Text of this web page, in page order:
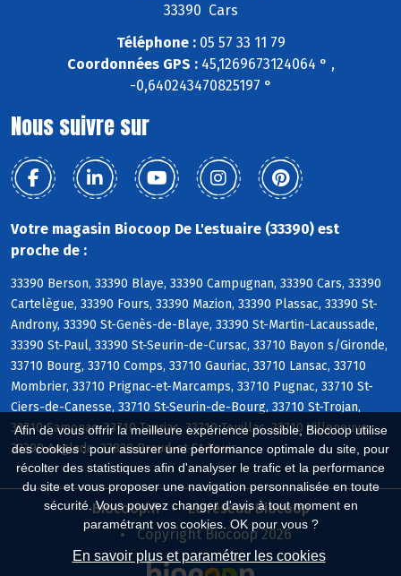
Afin de vous offrir la meilleure expérience possible, Biocoop utilise
des cookies : pour assurer une performance optimale du site, pour
récolter des statistiques afin d'analyser le trafic et la performance
du site et vous proposer une navigation personnalisée en toute
sécurité. Vous pouvez changer d'avis à tout moment en
paramétrant vos cookies. OK pour vous ?
En savoir plus et paramétrer les cookies
33390 Cars
Téléphone :05 57 33 11 79
Coordonnées GPS :45,1269673124064 ° ,
-0,640243470825197 °
Nous suivre sur
Votre magasin Biocoop De L'estuaire (33390) est
proche de :
33390 Berson, 33390 Blaye, 33390 Campugnan, 33390 Cars, 33390
Cartelègue, 33390 Fours, 33390 Mazion, 33390 Plassac, 33390 St-
Androny, 33390 St-Genès-de-Blaye, 33390 St-Martin-Lacaussade,
33390 St-Paul, 33390 St-Seurin-de-Cursac, 33710 Bayon s/Gironde,
33710 Bourg, 33710 Comps, 33710 Gauriac, 33710 Lansac, 33710
Mombrier, 33710 Prignac-et-Marcamps, 33710 Pugnac, 33710 St-
Ciers-de-Canesse, 33710 St-Seurin-de-Bourg, 33710 St-Trojan,
33710 Samonac, 33710 Tauriac, 33710 Teuillac, 33710 Villeneuve,
33390 Anglade, 33820 Braud-et-St-Louis
Biocoop.fr
Le réseau Biocoop
Copyright Biocoop 2026